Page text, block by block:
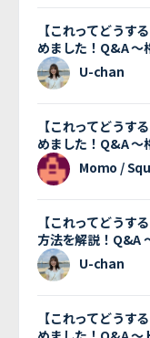
【これってどうす
めました！Q&A 〜
U-chan
【これってどうす
めました！Q&A 〜
Momo /
【これってどうす
方法を解説！Q&A
U-chan
【これってどうす